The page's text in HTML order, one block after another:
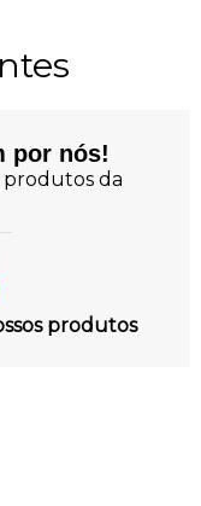
por nós!
produtos da
produtos